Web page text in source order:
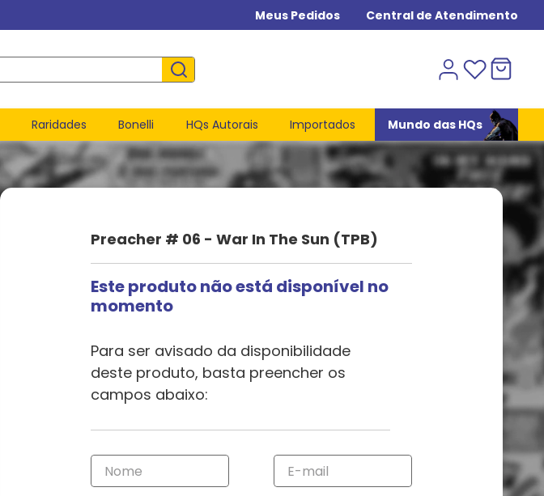
Meus Pedidos Central de Atendimento
Raridades Bonelli HQs Autorais Importados Mundo das HQs
Preacher # 06 - War In The Sun (TPB)
Este produto não está disponível no
momento
Para ser avisado da disponibilidade
deste produto, basta preencher os
campos abaixo: